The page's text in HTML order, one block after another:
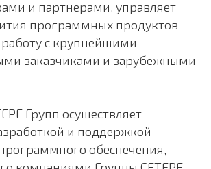
и партнерами, управляет
программных продуктов
с крупнейшими
заказчиками и зарубежными
Групп осуществляет
и поддержкой
обеспечения,